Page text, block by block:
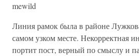
mewild
Линия рамок была в районе
самом узком месте. Некорректная
портит пост, верный по смыслу и